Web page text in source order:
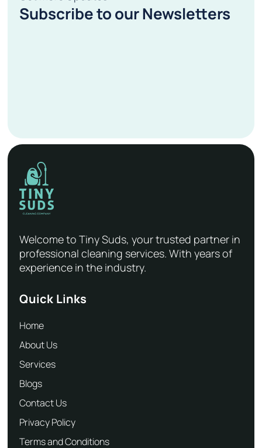
Subscribe to our Newsletters
Welcome to Tiny Suds, your trusted partner in
professional cleaning services. With years of
experience in the industry.
Quick Links
Home
About Us
Services
Blogs
Contact Us
Privacy Policy
Terms and Conditions